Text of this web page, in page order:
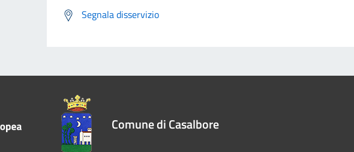
Segnala disservizio
Comune di Casalbore